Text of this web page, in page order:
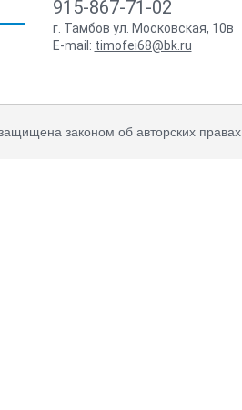
915-867-71-02
г. Тамбов ул. Московская, 10в
E-mail: timofei68@bk.ru
законом об авторских правах.